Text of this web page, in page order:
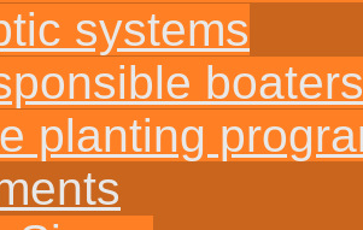
systems
boaters
planting